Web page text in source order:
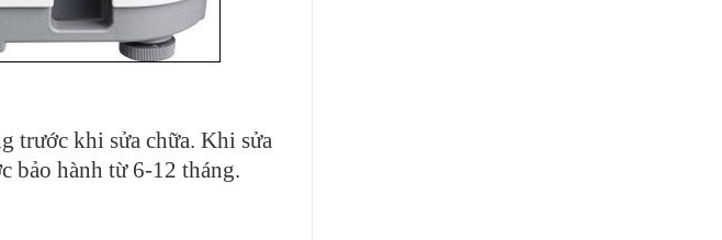
trước khi sửa chữa. Khi sửa
bảo hành từ 6-12 tháng.